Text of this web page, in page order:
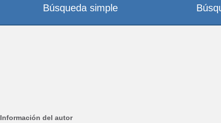
Información del autor
Búsqueda simple